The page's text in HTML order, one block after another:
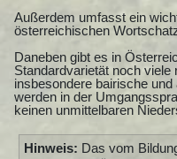
Außerdem umfasst ein
österreichischen
Daneben gibt es in
Standardvarietät noch viele
insbesondere bairische
werden in der
keinen unmittelbaren
Hinweis: Das vom